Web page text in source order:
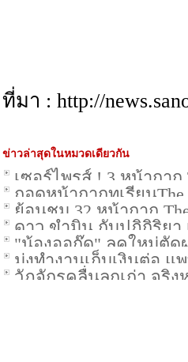
ที่มา : http://
ข่าวล่าสุดในหมวดเดียวกัน
เซอร์ไพรส์ ! 3 หน้ากาก
ถอดหน้ากากทุเรียน
ย้อนชม 32 หน้ากาก
ดาว ขำมิน กับปฏิกิริยา
"น้องออกู๊ด" ลุคใหม่ตัด
มุ่งทำงานเก็บเงินต่อ แ
วัฏจักรคลื่นลูกเก่า จริง